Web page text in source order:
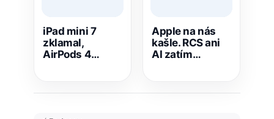
iPad mini 7
zklamal,
AirPods 4
Apple na nás
kašle. RCS ani
AI zatím